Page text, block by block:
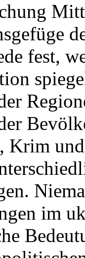
fest,
Krim
im